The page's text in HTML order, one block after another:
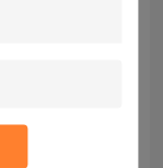
l'affidabilità
congelati)
Questa
"borsa